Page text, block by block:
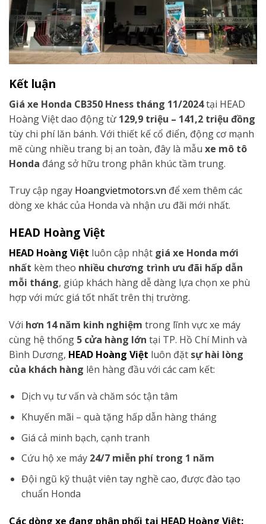
Kết luận
Giá xe Honda CB350 Hness tháng 11/2024tại HEAD
Hoàng Việt dao động từ 129,9 triệu – 141,2 triệu đồng
tùy chi phí lăn bánh. Với thiết kế cổ điển, động cơ mạnh
mẽ cùng nhiều trang bị an toàn, đây là mẫu xe mô tô
Honda đáng sở hữu trong phân khúc tầm trung.
Truy cập ngay Hoangvietmotors.vn để xem thêm các
dòng xe khác của Honda và nhận ưu đãi mới nhất.
HEAD Hoàng Việt
HEAD Hoàng Việt luôn cập nhật giá xe Honda mới
nhất kèm theo nhiều chương trình ưu đãi hấp dẫn
mỗi tháng, giúp khách hàng dễ dàng lựa chọn xe phù
hợp với mức giá tốt nhất trên thị trường.
Với hơn 14 năm kinh nghiệm trong lĩnh vực xe máy
cùng hệ thống 5 cửa hàng lớn tại TP. Hồ Chí Minh và
Bình Dương, HEAD Hoàng Việt luôn đặt sự hài lòng
của khách hàng lên hàng đầu với các cam kết:
Dịch vụ tư vấn và chăm sóc tận tâm
Khuyến mãi – quà tặng hấp dẫn hàng tháng
Giá cả minh bạch, cạnh tranh
Cứu hộ xe máy 24/7 miễn phí trong 1 năm
Đội ngũ kỹ thuật viên tay nghề cao, được đào tạo
chuẩn Honda
Các dòng xe đang phân phối tại HEAD Hoàng Việt: